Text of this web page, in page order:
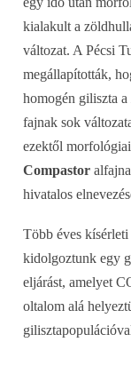
kialakult a
változat. A Pécsi
megállapították,
homogén giliszta a
fajnak sok
ezektől
Compastor
hivatalos
Több éves
kidolgoztunk egy
eljárást, amelyet
oltalom alá